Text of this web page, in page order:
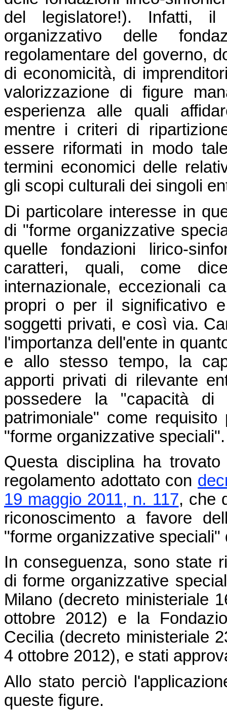
del legislatore!). Infatti, il
organizzativo delle
regolamentare del governo,
di economicità, di
valorizzazione di figure
esperienza alle quali
mentre i criteri di
essere riformati in modo
termini economici delle
gli scopi culturali dei singoli
Di particolare interesse in
di "forme organizzative
quelle fondazioni lirico-
caratteri, quali, come
internazionale, eccezionali
propri o per il significativo
soggetti privati, e così via.
l'importanza dell'ente in
e allo stesso tempo, la
apporti privati di rilevante
possedere la "capacità di
patrimoniale" come
"forme organizzative speciali".
Questa disciplina ha
regolamento adottato con
19 maggio 2011, n. 117, che
riconoscimento a favore
"forme organizzative
In conseguenza, sono state
di forme organizzative
Milano (decreto ministeriale
ottobre 2012) e la
Cecilia (decreto ministeriale
4 ottobre 2012), e stati
Allo stato perciò
queste figure.